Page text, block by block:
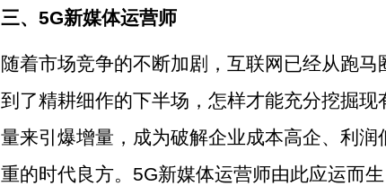
三、5G新媒体运营师
随着市场竞争的不断加剧，互联网已经从跑马
到了精耕细作的下半场，怎样才能充分挖掘现
量来引爆增量，成为破解企业成本高企、利润
重的时代良方。5G新媒体运营师由此应运而